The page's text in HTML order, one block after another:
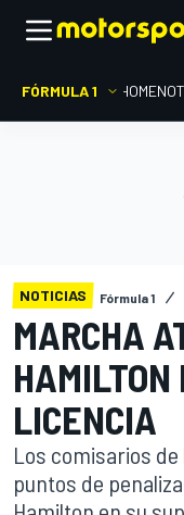
FÓRMULA 1 HOME
NOTICIAS Fórmula 1
MARCHA
HAMILTON
LICENCIA
Los comisarios de
puntos de